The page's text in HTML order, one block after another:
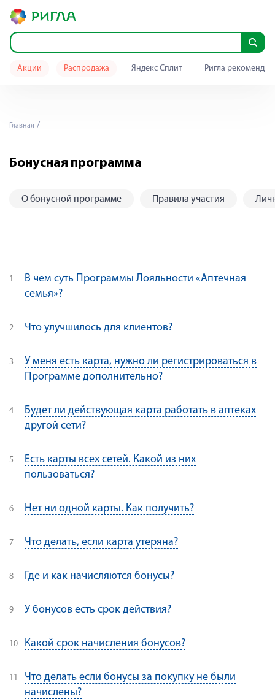
Акции Распродажа Яндекс Сплит Ригла
Главная
Бонусная программа
О бонусной программе Правила участия
В чем суть Программы Лояльности «Аптечная
семья»?
Что улучшилось для клиентов?
У меня есть карта, нужно ли регистрироваться в
Программе дополнительно?
Будет ли действующая карта работать в аптеках
другой сети?
Есть карты всех сетей. Какой из них
пользоваться?
Нет ни одной карты. Как получить?
Что делать, если карта утеряна?
Где и как начисляются бонусы?
У бонусов есть срок действия?
Какой срок начисления бонусов?
Что делать если бонусы за покупку не были
начислены?